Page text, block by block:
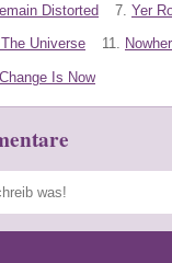
Distorted 7. Yer
Universe 11.
Change Is Now